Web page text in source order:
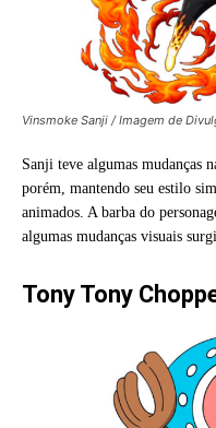
Vinsmoke Sanji / Imagem de
Sanji teve algumas mudanças
porém, mantendo seu estilo
animados. A barba do
algumas mudanças visuais
Tony Tony